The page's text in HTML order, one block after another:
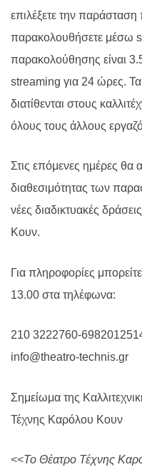
επιλέξετε την παράσταση
παρακολουθήσετε μέσω
παρακολούθησης είναι
streaming για 24 ώρες.
διατίθενται στους
όλους τους άλλους
Στις επόμενες ημέρες θα
διαθεσιμότητας των
νέες διαδικτυακές
Κουν.
Για πληροφορίες
13.00 στα τηλέφωνα:
210 3222760-6982012514
info@theatro-technis.gr
Σημείωμα της
Τέχνης Καρόλου Κουν
<<Το Θέατρο Τέχνης